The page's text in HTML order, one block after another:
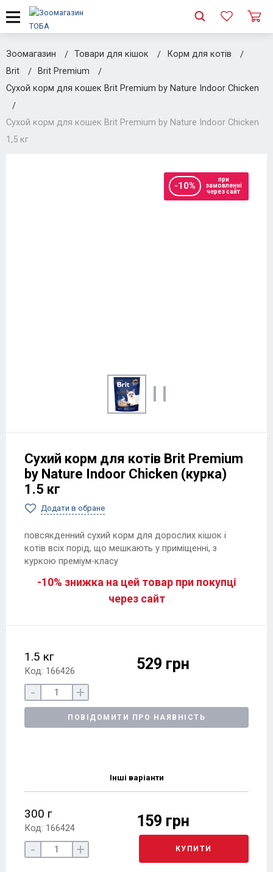
Зоомагазин Товари для кішок
Корм для котів
Brit
Brit Premium
Сухой корм для кошек Brit Premium by Nature Indoor Chicken
Сухой корм для кошек Brit Premium by Nature Indoor Chicken
1,5 кг
-10%
при
замовленні
через сайт
Сухий корм для котів Brit Premium
by Nature Indoor Chicken (курка)
1.5 кг
Додати в обране
повсякденний сухий корм для дорослих кішок і
котів всіх порід, що мешкають у приміщенні, з
куркою преміум-класу
-10% знижка на цей товар при покупці
через сайт
1.5 кг
Код: 166426 529 грн
- +
ПОВІДОМИТИ ПРО НАЯВНІСТЬ
Інші варіанти
300 г
Код: 166424 159 грн
- + КУПИТИ